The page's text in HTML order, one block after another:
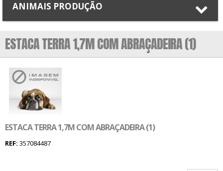
ANIMAIS PRODUÇÃO
ESTACA TERRA 1,7M COM ABRAÇADEIRA (1)
ESTACA TERRA 1,7M COM ABRAÇADEIRA (1)
REF: 357084487